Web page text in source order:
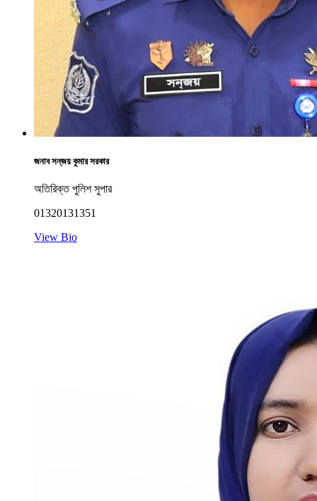
জনাব সন্‌জয় কুমার সরকার
অতিরিক্ত পুলিশ সুপার
01320131351
View Bio